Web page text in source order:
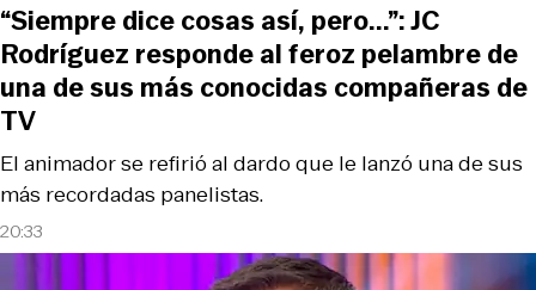
20:33
El animador se refirió al dardo que le lanzó una de sus
más recordadas panelistas.
“Siempre dice cosas así, pero...”: JC
Rodríguez responde al feroz pelambre de
una de sus más conocidas compañeras de
TV